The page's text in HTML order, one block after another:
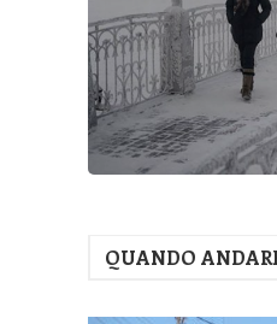
QUANDO